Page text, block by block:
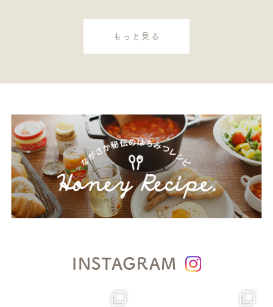
もっと見る
INSTAGRAM